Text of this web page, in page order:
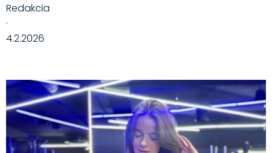
Redakcia
·
4.2.2026